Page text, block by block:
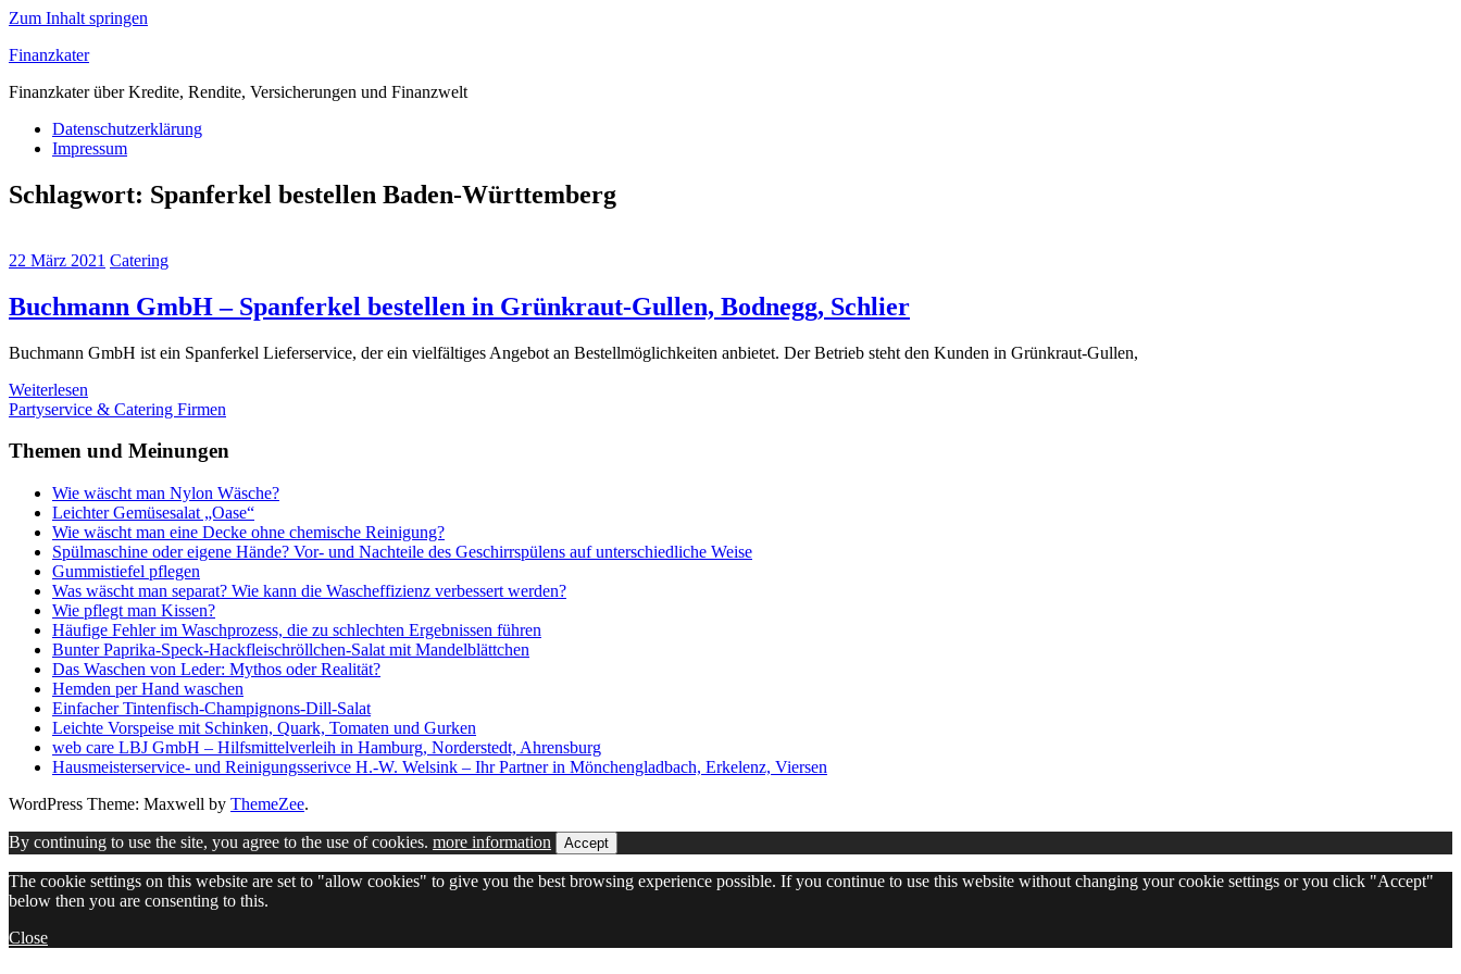
Zum Inhalt springen
Finanzkater
Finanzkater über Kredite, Rendite, Versicherungen und Finanzwelt
Datenschutzerklärung
Impressum
Schlagwort: Spanferkel bestellen Baden-Württemberg
22 März 2021 Catering
Buchmann GmbH – Spanferkel bestellen in Grünkraut-Gullen, Bodnegg, Schlier
Buchmann GmbH ist ein Spanferkel Lieferservice, der ein vielfältiges Angebot an Bestellmöglichkeiten anbietet. Der Betrieb steht den Kunden in Grünkraut-Gullen,
Weiterlesen
Partyservice & Catering Firmen
Themen und Meinungen
Wie wäscht man Nylon Wäsche?
Leichter Gemüsesalat „Oase“
Wie wäscht man eine Decke ohne chemische Reinigung?
Spülmaschine oder eigene Hände? Vor- und Nachteile des Geschirrspülens auf unterschiedliche Weise
Gummistiefel pflegen
Was wäscht man separat? Wie kann die Wascheffizienz verbessert werden?
Wie pflegt man Kissen?
Häufige Fehler im Waschprozess, die zu schlechten Ergebnissen führen
Bunter Paprika-Speck-Hackfleischröllchen-Salat mit Mandelblättchen
Das Waschen von Leder: Mythos oder Realität?
Hemden per Hand waschen
Einfacher Tintenfisch-Champignons-Dill-Salat
Leichte Vorspeise mit Schinken, Quark, Tomaten und Gurken
web care LBJ GmbH – Hilfsmittelverleih in Hamburg, Norderstedt, Ahrensburg
Hausmeisterservice- und Reinigungsserivce H.-W. Welsink – Ihr Partner in Mönchengladbach, Erkelenz, Viersen
WordPress Theme: Maxwell by ThemeZee.
By continuing to use the site, you agree to the use of cookies. more information Accept
The cookie settings on this website are set to "allow cookies" to give you the best browsing experience possible. If you continue to use this website without changing your cookie settings or you click "Accept"
below then you are consenting to this.
Close